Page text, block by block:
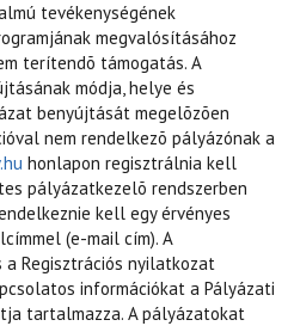
tevékenységének
megvalósításához
terítendõ támogatás. A
módja, helye és
benyújtását megelõzõen
nem rendelkezõ pályázónak a
honlapon regisztrálnia kell
pályázatkezelõ rendszerben
kell egy érvényes
(e-mail cím). A
a Regisztrációs nyilatkozat
információkat a Pályázati
tartalmazza. A pályázatokat